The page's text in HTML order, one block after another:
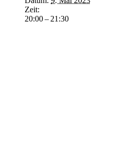
Zeit:
20:00 – 21:30